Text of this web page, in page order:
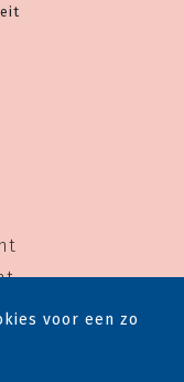
voor een zo